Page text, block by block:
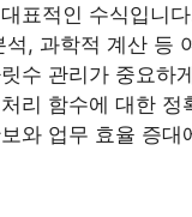
표적인 수식입니
석, 과학적 계산 등
수 관리가 중요하
리 함수에 대한 정
와 업무 효율 증대